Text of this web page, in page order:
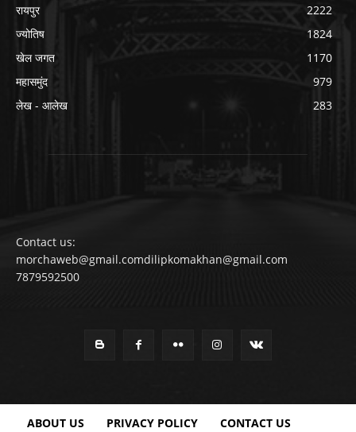
रायपुर
2222
ज्योतिष
1824
खेल जगत
1170
महासमुंद
979
लेख - आलेख
283
Contact us:
morchaweb@gmail.comdilipkomakhan@gmail.com
7879592500
ABOUT US PRIVACY POLICY CONTACT US